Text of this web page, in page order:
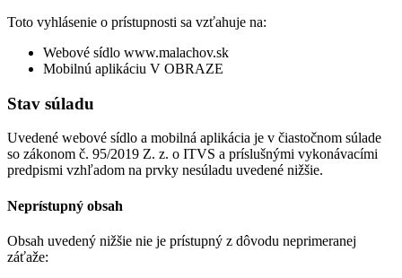
Toto vyhlásenie o prístupnosti sa vzťahuje na:
Webové sídlo www.malachov.sk
Mobilnú aplikáciu V OBRAZE
Stav súladu
Uvedené webové sídlo a mobilná aplikácia je v čiastočnom súlade
so zákonom č. 95/2019 Z. z. o ITVS a príslušnými vykonávacími
predpismi vzhľadom na prvky nesúladu uvedené nižšie.
Neprístupný obsah
Obsah uvedený nižšie nie je prístupný z dôvodu neprimeranej
záťaže: